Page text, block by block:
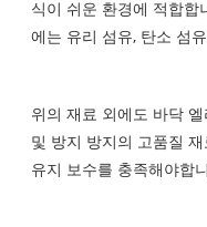
식이 쉬운 환경에 적합합
에는 유리 섬유, 탄소 섬
위의 재료 외에도 바닥
및 방지 방지의 고품질
유지 보수를 충족해야합